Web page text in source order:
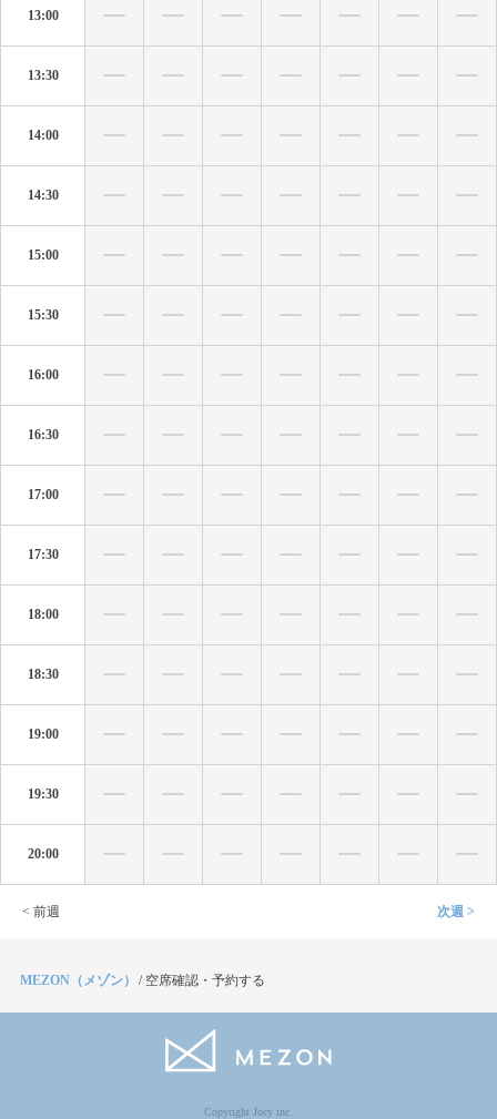
13:00
13:30
14:00
14:30
15:00
15:30
16:00
16:30
17:00
17:30
18:00
18:30
19:00
19:30
20:00
< 前週 次週 >
MEZON（メゾン） / 空席確認・予約する
Copyright Jocy inc.